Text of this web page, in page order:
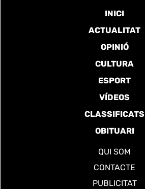
INICI
ACTUALITAT
OPINIÓ
CULTURA
ESPORT
VÍDEOS
CLASSIFICATS
OBITUARI
QUI SOM
CONTACTE
PUBLICITAT